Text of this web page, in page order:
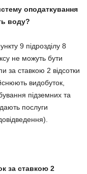
оподаткування
воду?
9 підрозділу 8
не можуть бути
за ставкою 2 відсотки
видобуток,
підземних та
послуги
за ставкою 2